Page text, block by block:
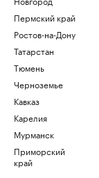
Пермский край
Ростов-на-Дону
Татарстан
Тюмень
Черноземье
Кавказ
Карелия
Мурманск
Приморский
край